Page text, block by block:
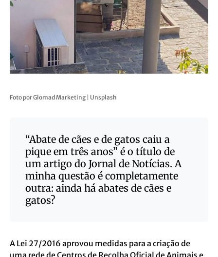
Foto por Glomad Marketing | Unsplash
“Abate de cães e de gatos caiu a
pique em três anos” é o título de
um artigo do Jornal de Notícias. A
minha questão é completamente
outra: ainda há abates de cães e
gatos?
A Lei 27/2016 aprovou medidas para a criação de
uma rede de Centros de Recolha Oficial de Animais e